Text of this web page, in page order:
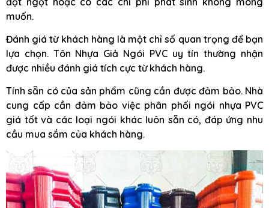
muốn.
Đánh giá từ khách hàng là một chỉ số quan trọng để bạn
lựa chọn. Tôn Nhựa Giả Ngói PVC uy tín thường nhận
được nhiều đánh giá tích cực từ khách hàng.
Tính sẵn có của sản phẩm cũng cần được đảm bảo. Nhà
cung cấp cần đảm bảo việc phân phối ngói nhựa PVC
giá tốt và các loại ngói khác luôn sẵn có, đáp ứng nhu
cầu mua sắm của khách hàng.